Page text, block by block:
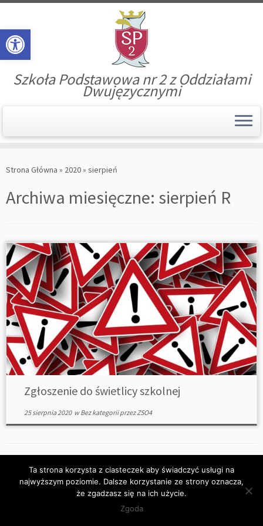
Open toolbar
to
Szkoła Podstawowa nr 2 z Oddziałami
Dwujęzycznymi
Strona Główna » 2020» sierpień
Archiwa miesięczne: sierpień R
Zgłoszenie do świetlicy szkolnej
25 sierpnia 2020wBez kategoriiprzezZSO4
© 2026ZSO4
Ta strona korzysta z ciasteczek aby świadczyć usługi na
najwyższym poziomie. Dalsze korzystanie ze strony oznacza,
że zgadzasz się na ich użycie.
Zgoda